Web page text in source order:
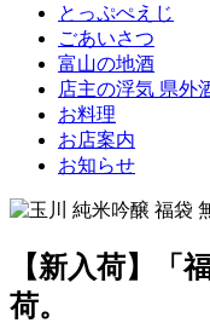
とっぷぺえじ
ごあいさつ
富山の地酒
店主の浮気 県外
お料理
お店案内
お知らせ
【新入荷】「
荷。